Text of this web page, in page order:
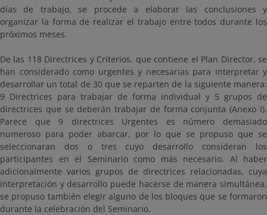
días de trabajo, se procede a elaborar las conclusiones y
organizar la forma de realizar el trabajo entre todos durante los
próximos meses.
De las 118 Directrices y Criterios, que contiene el Plan Director, se
han considerado como urgentes y necesarias para interpretar y
desarrollar un total de 30 que se reparten de la siguiente manera:
9 Directrices para trabajar de forma individual y 5 grupos de
directrices que se deberán trabajar de forma conjunta (Anexo I).
Parece que 9 directrices Urgentes es número demasiado
numeroso para poder abarcar, por lo que se propuso que se
seleccionaran dos o tres cuyo desarrollo consideran los
participantes en el Seminario como más necesario. Al haber
adicionalmente varios grupos de directrices relacionadas, cuya
interpretación y desarrollo puede hacerse de manera simultánea,
se propuso también elegir alguno de los bloques que se formaron
durante la celebración del Seminario.